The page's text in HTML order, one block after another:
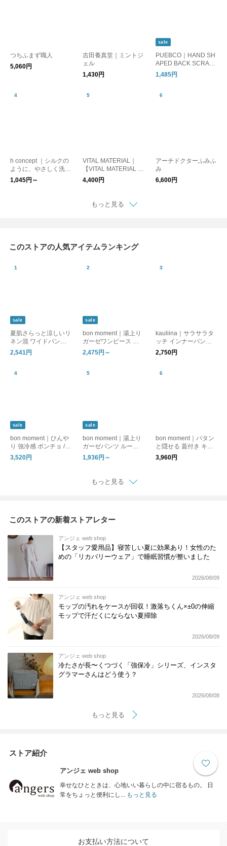
つちふまず職人
5,060円
吉田養真堂｜ミントジ
ェル
1,430円
sale
PUEBCO｜HAND SH
APED BACK SCRATC
HER/孫の手
1,485円
h concept ｜シルクの
ように、やさしく洗
う。上州絹屋のシルキ
ーフォーム
1,045円～
VITAL MATERIAL｜
【VITAL MATERIAL ×
AUTO MOAI】 GIFT B
OXセット
4,400円
アーチドクターふみふ
み
6,600円
もっと見る
このストアの人気アイテムランキング
sale
夏肌さらっと涼しいリ
ネン混 ワイドパンツ /
洗える コットンリネ
ン ベイカーワイドパ
2,541円
sale
bon moment｜湯上り
ガーゼワンピース ル
ームワンピース
2,475円～
kauliina｜サラサラタ
ッチ インナーパンツ
吸水速乾 接触冷感 日
本製
2,750円
sale
bon moment｜ひんや
り 強冷感 ポンチョ / C
OOLIC[R] 接触冷感 持
続冷感 UVカット99％
3,520円
sale
bon moment｜湯上り
ガーゼパンツ ルーム
パンツ
1,936円～
bon moment｜パタン
と隠せる 蓋付き キャ
スター付き収納
3,960円
もっと見る
このストアの新着ストアレター
アンジェ web shop
【スタッフ愛用品】寝苦しい夏に効果あり！女性のた
めの「リカバリーウェア」で睡眠習慣が整いました
2026/08/09
アンジェ web shop
モップの汚れをケースが回収！激落ちくん×±0の伸縮
モップで汗だくにならない夏掃除
2026/08/09
アンジェ web shop
冷たさが長〜くつづく「強保冷」シリーズ、インスタ
グラマーさんはどう使う？
2026/08/08
もっと見る
ストア紹介
アンジェ web shop
幸せなひとときは、心地いい暮らしの中に宿るもの。 日
常をちょっと便利にし...
もっと見る
お支払い方法について